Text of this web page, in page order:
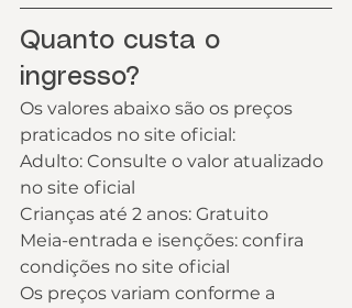
Quanto custa o
ingresso?
Os valores abaixo são os preços
praticados no site oficial:
Adulto: Consulte o valor atualizado
no site oficial
Crianças até 2 anos: Gratuito
Meia-entrada e isenções: confira
condições no site oficial
Os preços variam conforme a